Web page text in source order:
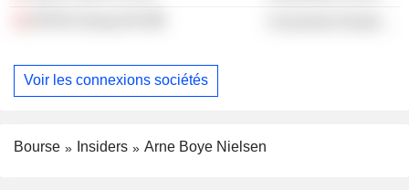
Voir les connexions sociétés
Bourse Insiders Arne Boye Nielsen